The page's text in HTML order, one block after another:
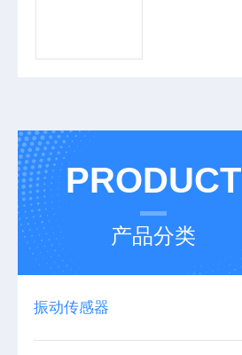
PRODUCT
产品分类
振动传感器